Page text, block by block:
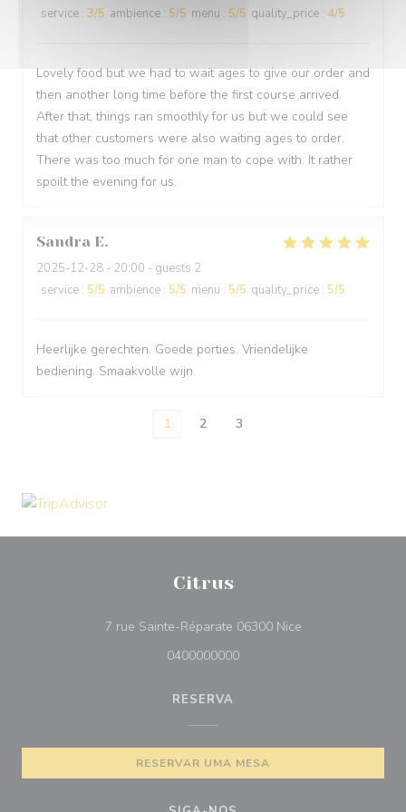
service : 3/5 ambience : 5/5 menu : 5/5 quality_price : 4/5
Lovely food but we had to wait ages to give our order and
then another long time before the first course arrived.
After that, things ran smoothly for us but we could see
that other customers were also waiting ages to order.
There was too much for one man to cope with. It rather
spoilt the evening for us.
Sandra E
2025-12-28 - 20:00 - guests 2
service : 5/5 ambience : 5/5 menu : 5/5 quality_price : 5/5
Heerlijke gerechten. Goede porties. Vriendelijke
bediening. Smaakvolle wijn.
1 2 3
Citrus
7 rue Sainte-Réparate 06300 Nice((abre numa nova
0400000000
RESERVA
RESERVAR UMA MESA